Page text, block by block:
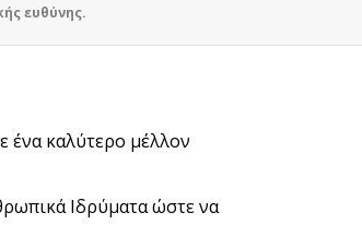
ευθύνης.
ένα καλύτερο μέλλον
Ιδρύματα ώστε να